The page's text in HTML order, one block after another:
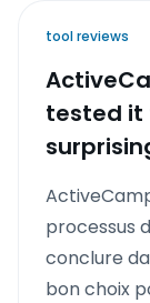
tool reviews
tested it
processus
conclure
bon choix